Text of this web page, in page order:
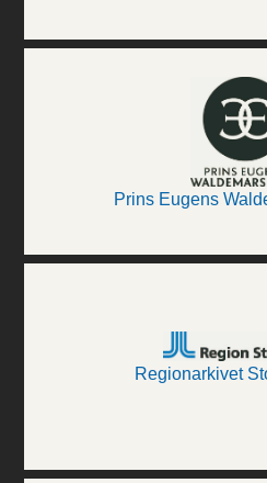
Prins Eugens
Regionarkivet